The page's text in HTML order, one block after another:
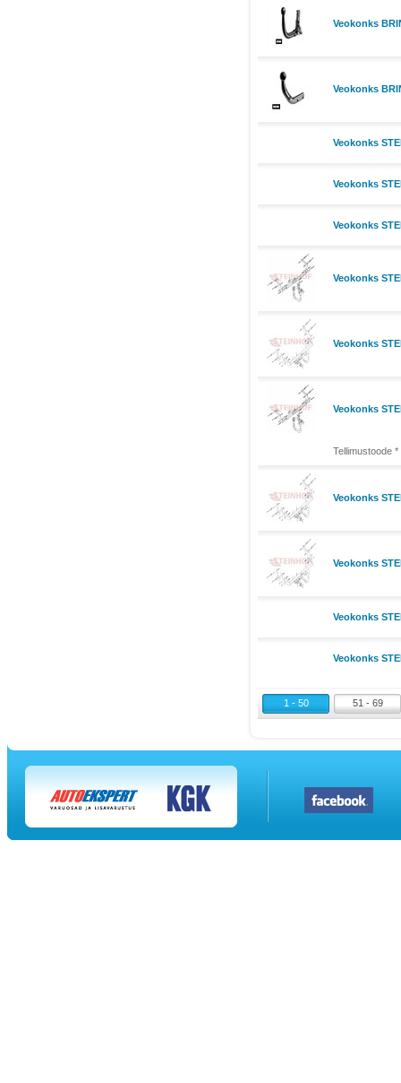
Veokonks
Veokonks
Veokonks
Veokonks
Veokonks
Veokonks
Veokonks
Veokonks
Tellimustoode *
Veokonks
Veokonks
Veokonks
Veokonks
1 - 50 51 - 69